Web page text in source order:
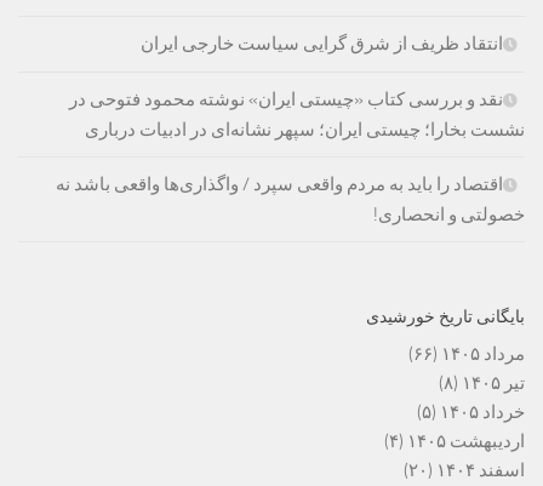
انتقاد ظریف از شرق گرایی سیاست خارجی ایران
نقد و بررسی کتاب «چیستی ایران» نوشته محمود فتوحی در
نشست بخارا؛ چیستی ایران؛ سپهر نشانه‌ای در ادبیات درباری
اقتصاد را باید به مردم واقعی سپرد / واگذاری‌ها واقعی باشد نه
خصولتی و انحصاری!
بایگانی تاریخ خورشیدی
مرداد ۱۴۰۵
(۶۶)
تیر ۱۴۰۵
(۸)
خرداد ۱۴۰۵
(۵)
اردیبهشت ۱۴۰۵
(۴)
اسفند ۱۴۰۴
(۲۰)